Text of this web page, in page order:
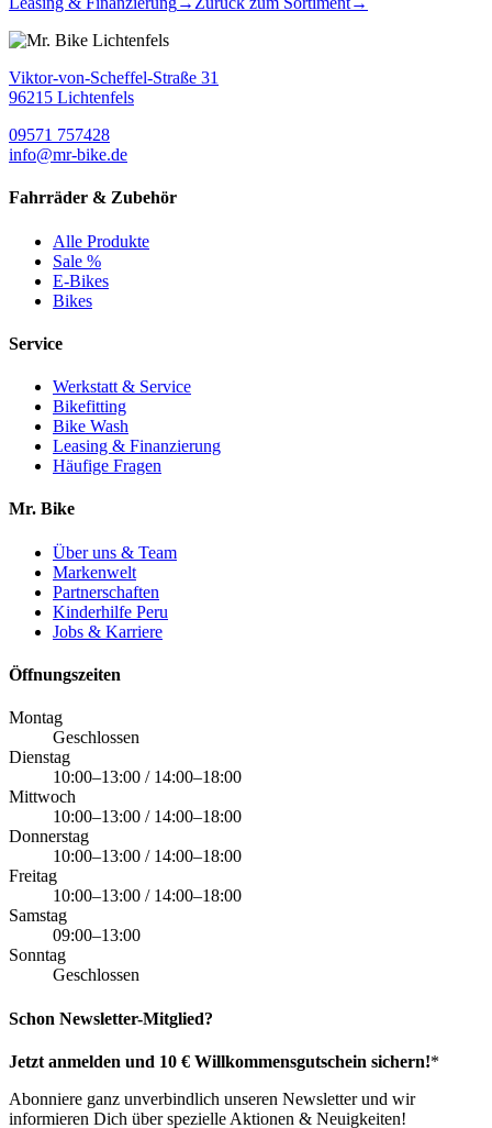
Viktor-von-Scheffel-Straße 31
96215 Lichtenfels
09571 757428
info@mr-bike.de
Fahrräder & Zubehör
Alle Produkte
Sale %
E-Bikes
Bikes
Service
Werkstatt & Service
Bikefitting
Bike Wash
Leasing & Finanzierung
Häufige Fragen
Mr. Bike
Über uns & Team
Markenwelt
Partnerschaften
Kinderhilfe Peru
Jobs & Karriere
Öffnungszeiten
Montag
Geschlossen
Dienstag
10:00–13:00 / 14:00–18:00
Mittwoch
10:00–13:00 / 14:00–18:00
Donnerstag
10:00–13:00 / 14:00–18:00
Freitag
10:00–13:00 / 14:00–18:00
Samstag
09:00–13:00
Sonntag
Geschlossen
Schon Newsletter-Mitglied?
Jetzt anmelden und 10 € Willkommensgutschein sichern!*
Abonniere ganz unverbindlich unseren Newsletter und wir
informieren Dich über spezielle Aktionen & Neuigkeiten!